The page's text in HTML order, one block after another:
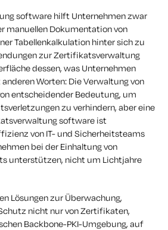
software hilft Unternehmen zwar
manuellen Dokumentation von
Tabellenkalkulation hinter sich zu
zur Zertifikatsverwaltung
dessen, was Unternehmen
Worten: Die Verwaltung von
entscheidender Bedeutung, um
zu verhindern, aber eine
software ist
von IT- und Sicherheitsteams
bei der Einhaltung von
unterstützen, nicht um Lichtjahre
Lösungen zur Überwachung,
nicht nur von Zertifikaten,
Backbone-PKI-Umgebung, auf